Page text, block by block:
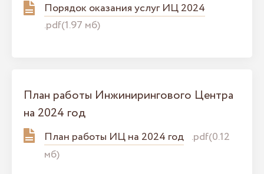
Порядок оказания услуг ИЦ 2024
.pdf(1.97 мб)
План работы Инжинирингового Центра
на 2024 год
План работы ИЦ на 2024 год .pdf(0.12
мб)